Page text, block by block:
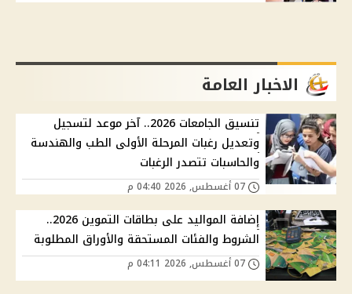
الاخبار العامة
تنسيق الجامعات 2026.. آخر موعد لتسجيل
وتعديل رغبات المرحلة الأولى الطب والهندسة
والحاسبات تتصدر الرغبات
إضافة المواليد على بطاقات التموين 2026..
الشروط والفئات المستحقة والأوراق المطلوبة